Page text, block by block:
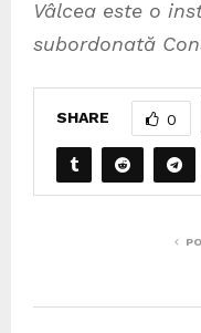
Vâlcea este o
subordonată
SHARE 0